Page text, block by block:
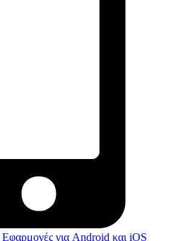
Εφαρμογές για Android και iOS